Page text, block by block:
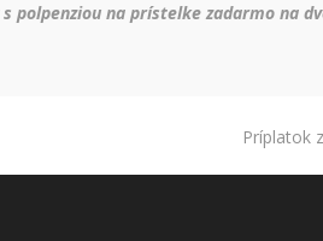
polpenziou na prístelke zadarmo na
Príplatok